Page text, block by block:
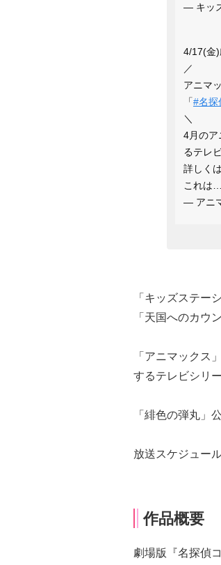
— キッ
4/17(金
／
アニマ
「#名探
＼
4月のア
るテレ
詳しく
これは
— アニ
「キッズステー
「天国へのカウ
「アニマックス
するテレビシリ
「緋色の弾丸」
放送スケジュー
作品概要
劇場版『名探偵